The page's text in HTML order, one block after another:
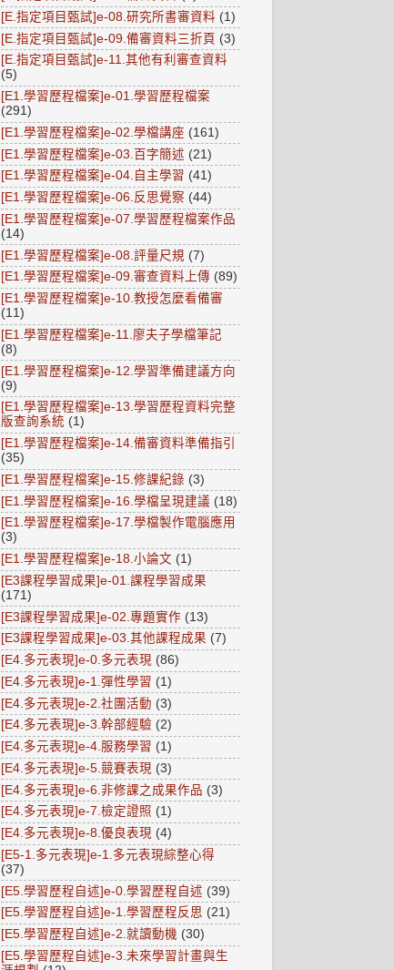
[E.指定項目甄試]e-08.研究所書審資料 (1)
[E.指定項目甄試]e-09.備審資料三折頁 (3)
[E.指定項目甄試]e-11.其他有利審查資料
(5)
[E1.學習歷程檔案]e-01.學習歷程檔案
(291)
[E1.學習歷程檔案]e-02.學檔講座 (161)
[E1.學習歷程檔案]e-03.百字簡述 (21)
[E1.學習歷程檔案]e-04.自主學習 (41)
[E1.學習歷程檔案]e-06.反思覺察 (44)
[E1.學習歷程檔案]e-07.學習歷程檔案作品
(14)
[E1.學習歷程檔案]e-08.評量尺規 (7)
[E1.學習歷程檔案]e-09.審查資料上傳 (89)
[E1.學習歷程檔案]e-10.教授怎麼看備審
(11)
[E1.學習歷程檔案]e-11.廖夫子學檔筆記
(8)
[E1.學習歷程檔案]e-12.學習準備建議方向
(9)
[E1.學習歷程檔案]e-13.學習歷程資料完整
版查詢系統 (1)
[E1.學習歷程檔案]e-14.備審資料準備指引
(35)
[E1.學習歷程檔案]e-15.修課紀錄 (3)
[E1.學習歷程檔案]e-16.學檔呈現建議 (18)
[E1.學習歷程檔案]e-17.學檔製作電腦應用
(3)
[E1.學習歷程檔案]e-18.小論文 (1)
[E3課程學習成果]e-01.課程學習成果
(171)
[E3課程學習成果]e-02.專題實作 (13)
[E3課程學習成果]e-03.其他課程成果 (7)
[E4.多元表現]e-0.多元表現 (86)
[E4.多元表現]e-1.彈性學習 (1)
[E4.多元表現]e-2.社團活動 (3)
[E4.多元表現]e-3.幹部經驗 (2)
[E4.多元表現]e-4.服務學習 (1)
[E4.多元表現]e-5.競賽表現 (3)
[E4.多元表現]e-6.非修課之成果作品 (3)
[E4.多元表現]e-7.檢定證照 (1)
[E4.多元表現]e-8.優良表現 (4)
[E5-1.多元表現]e-1.多元表現綜整心得
(37)
[E5.學習歷程自述]e-0.學習歷程自述 (39)
[E5.學習歷程自述]e-1.學習歷程反思 (21)
[E5.學習歷程自述]e-2.就讀動機 (30)
[E5.學習歷程自述]e-3.未來學習計畫與生